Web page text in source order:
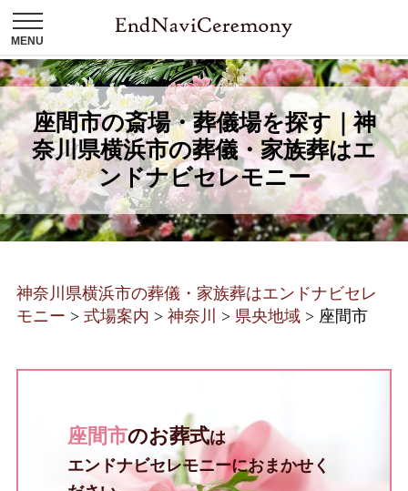
座間市の斎場・葬儀場を探す｜神
奈川県横浜市の葬儀・家族葬はエ
ンドナビセレモニー
神奈川県横浜市の葬儀・家族葬はエンドナビセレ
モニー > 式場案内 > 神奈川 > 県央地域 > 座間市
座間市のお葬式は
エンドナビセレモニーにおまかせく